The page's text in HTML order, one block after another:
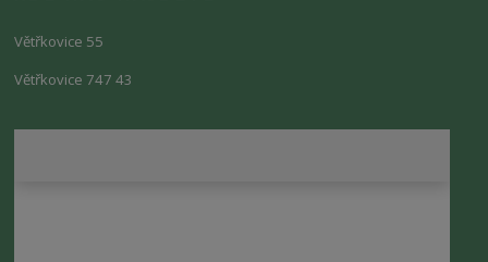
Větřkovice 55
Větřkovice 747 43